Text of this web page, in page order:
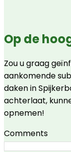
Op de
Zou u graag
aankomende
daken in
achterlaat,
opnemen!
Comments